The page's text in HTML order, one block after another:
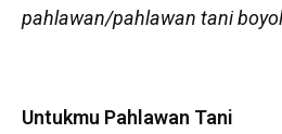
pahlawan/pahlawan tani
Untukmu Pahlawan Tani